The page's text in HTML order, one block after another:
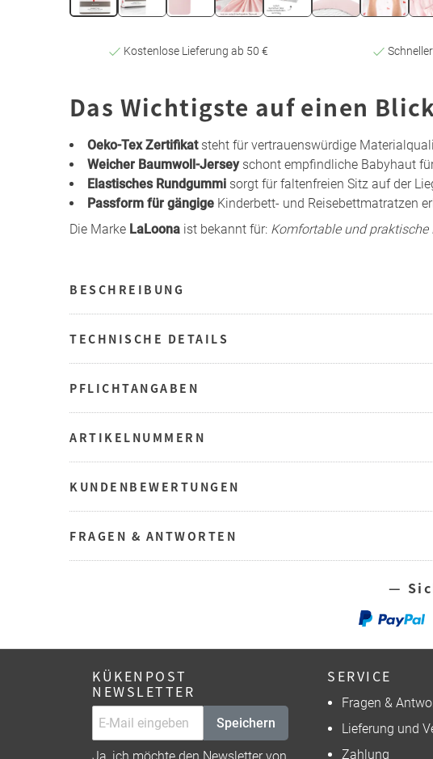
Kostenlose Lieferung ab 50 €
Das Wichtigste auf einen Blick
Oeko-Tex Zertifikatsteht für vertrauenswürdige
Weicher Baumwoll-Jerseyschont empfindliche Babyhaut
Elastisches Rundgummi sorgt für faltenfreien Sitz auf der
Passform für gängige Kinderbett- und Reisebettmatratzen
Die Marke LaLoona ist bekannt für: Komfortable und praktische
BESCHREIBUNG
TECHNISCHE DETAILS
PFLICHTANGABEN
ARTIKELNUMMERN
KUNDENBEWERTUNGEN
FRAGEN & ANTWORTEN
—
KÜKENPOST
NEWSLETTER
Speichern
SERVICE
Fragen &
Lieferung und
Zahlung